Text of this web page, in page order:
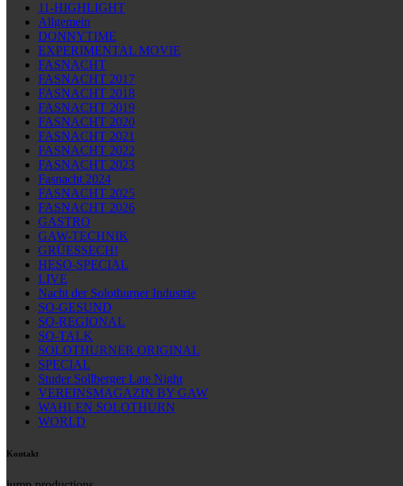
11-HIGHLIGHT
Allgemein
DONNYTIME
EXPERIMENTAL MOVIE
FASNACHT
FASNACHT 2017
FASNACHT 2018
FASNACHT 2019
FASNACHT 2020
FASNACHT 2021
FASNACHT 2022
FASNACHT 2023
Fasnacht 2024
FASNACHT 2025
FASNACHT 2026
GASTRO
GAW-TECHNIK
GRÜESSECH!
HESO-SPECIAL
LIVE
Nacht der Solothurner Industrie
SO-GESUND
SO-REGIONAL
SO-TALK
SOLOTHURNER ORIGINAL
SPECIAL
Studer Sollberger Late Night
VEREINSMAGAZIN BY GAW
WAHLEN SOLOTHURN
WORLD
Kontakt